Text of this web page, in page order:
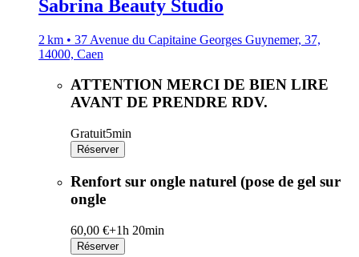
Sabrina Beauty Studio
2 km • 37 Avenue du Capitaine Georges Guynemer, 37,
14000, Caen
ATTENTION MERCI DE BIEN LIRE
AVANT DE PRENDRE RDV.
Gratuit5min
Réserver
Renfort sur ongle naturel (pose de gel sur
ongle
60,00 €+1h 20min
Réserver